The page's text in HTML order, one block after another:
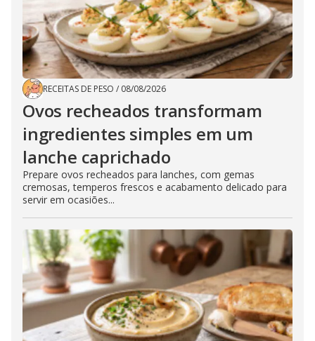
RECEITAS DE PESO / 08/08/2026
Ovos recheados transformam
ingredientes simples em um
lanche caprichado
Prepare ovos recheados para lanches, com gemas
cremosas, temperos frescos e acabamento delicado para
servir em ocasiões...